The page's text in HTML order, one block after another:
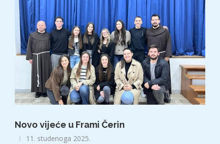
Novo vijeće u Frami Čerin
11. studenoga 2025.